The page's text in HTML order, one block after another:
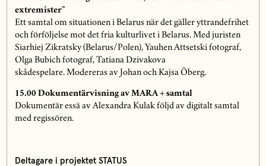
extremister”
Ett samtal om situationen i Belarus när det gäller yttrandefrihet
och förföljelse mot det fria kulturlivet i Belarus. Med juristen
Siarhiej Zikratsky (Belarus/Polen), Yauhen Attsetski fotograf,
Olga Bubich fotograf, Tatiana Dzivakova
skådespelare. Modereras av Johan och Kajsa Öberg.
15.00 Dokumentärvisning av MARA + samtal
Dokumentär essä av Alexandra Kulak följd av digitalt samtal
med regissören.
Deltagare i projektet STATUS